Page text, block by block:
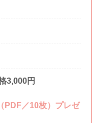
3,000円
PDF／10枚）プレゼ